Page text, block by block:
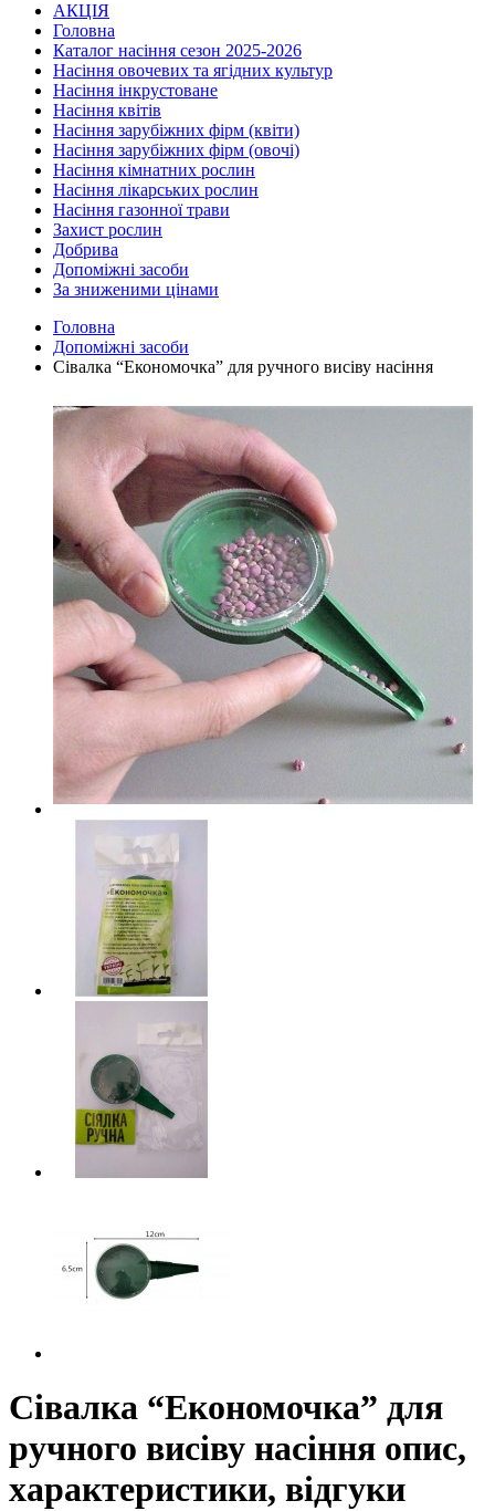
АКЦІЯ
Головна
Каталог насіння сезон 2025-2026
Насіння овочевих та ягідних культур
Насіння інкрустоване
Насіння квітів
Насіння зарубіжних фірм (квіти)
Насіння зарубіжних фірм (овочі)
Насіння кімнатних рослин
Насіння лікарських рослин
Насіння газонної трави
Захист рослин
Добрива
Допоміжні засоби
За зниженими цінами
Головна
Допоміжні засоби
Сівалка “Економочка” для ручного висіву насіння
Сівалка “Економочка” для
ручного висіву насіння опис,
характеристики, відгуки